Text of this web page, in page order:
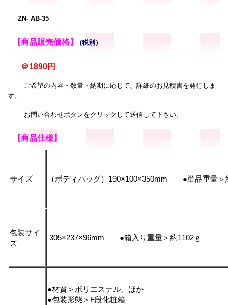
ZN- AB-35
【商品販売価格】 (税別）
＠1890円
ご希望の内容・数量・納期に応じて、詳細のお見積書を発行しま
す。
お問い合わせボタンをクリックして送信して下さい。
【商品仕様】
サイズ （ボディバッグ）190×100×350mm ●単品重量＞
包装サイ
ズ
305×237×96mm ●箱入り重量＞約1102ｇ
●材質＞ポリエステル、ほか
●包装形態＞F段化粧箱